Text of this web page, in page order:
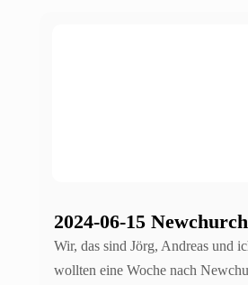
2024-06-15 Newchurch
Wir, das sind Jörg, Andreas und
wollten eine Woche nach